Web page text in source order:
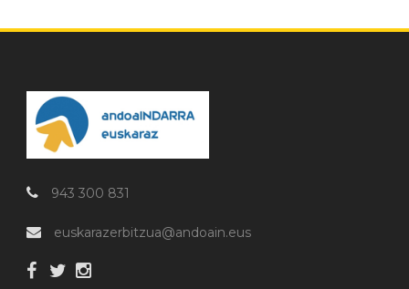
943 300 831
euskarazerbitzua@andoain.eus